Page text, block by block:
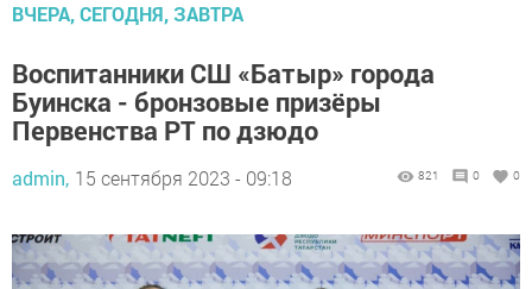
ВЧЕРА, СЕГОДНЯ, ЗАВТРА
Воспитанники СШ «Батыр» города
Буинска - бронзовые призёры
Первенства РТ по дзюдо
admin, 15 сентября 2023 - 09:18 821 0 0